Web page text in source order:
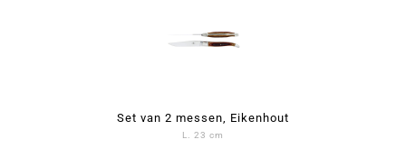
Set van 2 messen, Eikenhout
L. 23 cm